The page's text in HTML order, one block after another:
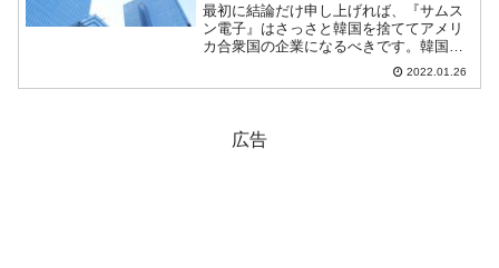
最初に結論だけ申し上げれば、『サムス
ン電子』はさっさと韓国を捨ててアメリ
カ合衆国の企業になるべきです。韓国企
業といえば、労働組合と経営陣の対決に
より生産性が低いことで知られていま
2022.01.26
広告